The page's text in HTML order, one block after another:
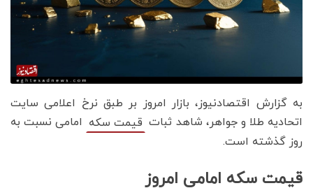
به گزارش اقتصادنیوز، بازار امروز بر طبق نرخ اعلامی سایت
اتحادیه طلا و جواهر، شاهد ثبات قیمت‌‌‌‌ سکه امامی نسبت به
روز گذشته است.
قیمت سکه امامی امروز